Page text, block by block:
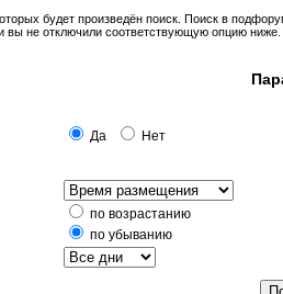
будет произведён поиск. Поиск в
вы не отключили соответствующую опцию ниже.
Да Нет
по возрастанию
по убыванию